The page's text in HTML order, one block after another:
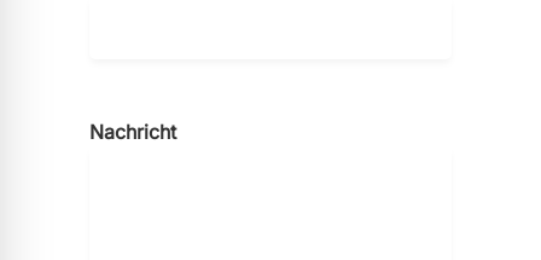
Nachricht